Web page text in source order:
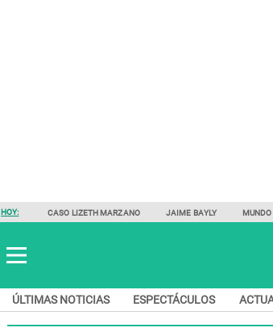
HOY: CASO LIZETH MARZANO JAIME BAYLY MUNDO
ÚLTIMAS NOTICIAS ESPECTÁCULOS